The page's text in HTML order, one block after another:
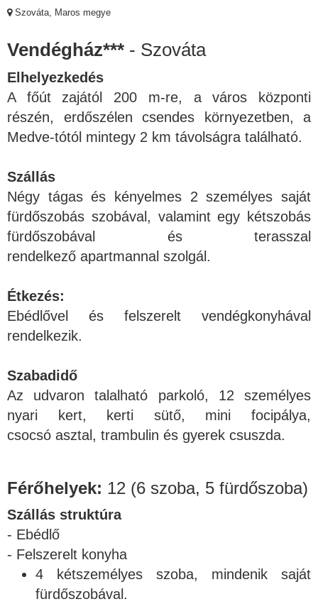
Szováta, Maros megye
Vendégház*** - Szováta
Elhelyezkedés
A főút zajától 200 m-re, a város központi
részén, erdőszélen csendes környezetben, a
Medve-tótól mintegy 2 km távolságra található.
Szállás
Négy tágas és kényelmes 2 személyes saját
fürdőszobás szobával, valamint egy kétszobás
fürdőszobával és terasszal
rendelkező apartmannal szolgál.
Étkezés:
Ebédlővel és felszerelt vendégkonyhával
rendelkezik.
Szabadidő
Az udvaron talalható parkoló, 12 személyes
nyari kert, kerti sütő, mini focipálya,
csocsó asztal, trambulin és gyerek csuszda.
Férőhelyek: 12 (6 szoba, 5 fürdőszoba)
Szállás struktúra
- Ebédlő
- Felszerelt konyha
4 kétszemélyes szoba, mindenik saját
fürdőszobával.